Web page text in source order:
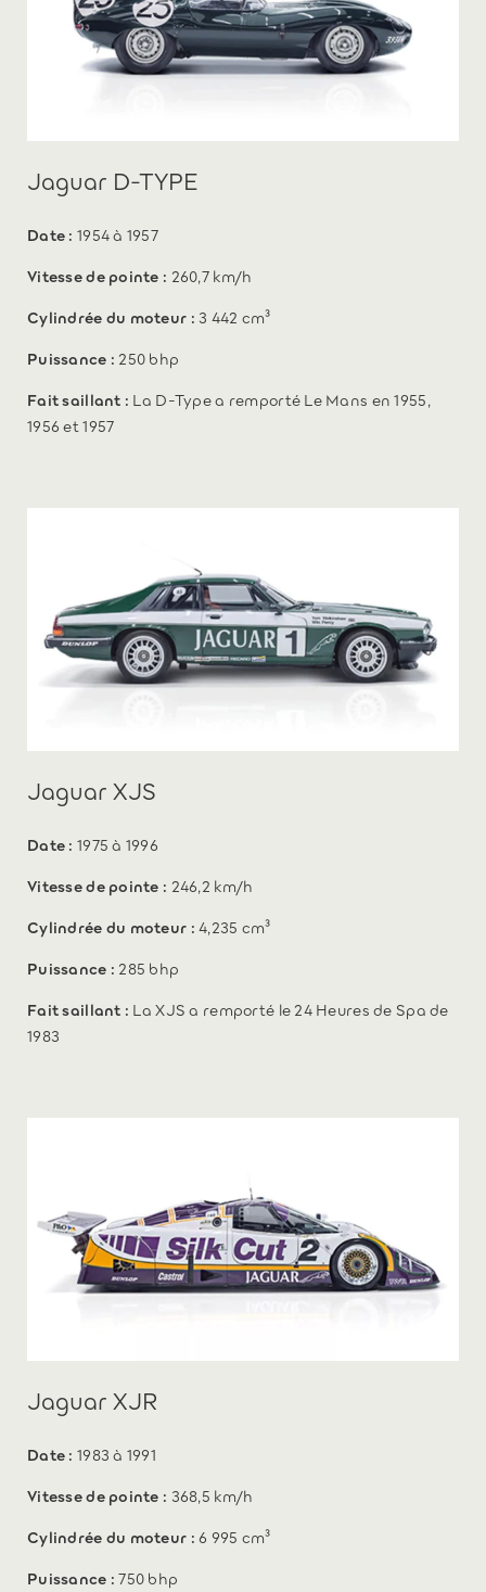
Jaguar D-TYPE
Date : 1954 à 1957
Vitesse de pointe : 260,7 km/h
Cylindrée du moteur : 3 442 cm³
Puissance : 250 bhp
Fait saillant : La D-Type a remporté Le Mans en 1955,
1956 et 1957
Jaguar XJS
Date : 1975 à 1996
Vitesse de pointe : 246,2 km/h
Cylindrée du moteur :4,235 cm³
Puissance : 285 bhp
Fait saillant : La XJS a remporté le 24 Heures de Spa de
1983
Jaguar XJR
Date : 1983 à 1991
Vitesse de pointe : 368,5 km/h
Cylindrée du moteur : 6 995 cm³
Puissance :750 bhp